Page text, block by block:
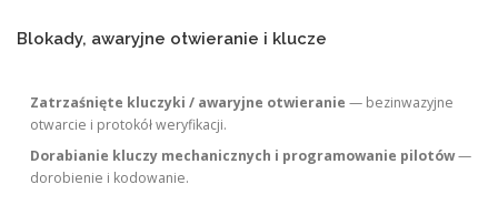
Blokady, awaryjne otwieranie i klucze
Zatrzaśnięte kluczyki / awaryjne otwieranie — bezinwazyjne
otwarcie i protokół weryfikacji.
Dorabianie kluczy mechanicznych i programowanie pilotów—
dorobienie i kodowanie.